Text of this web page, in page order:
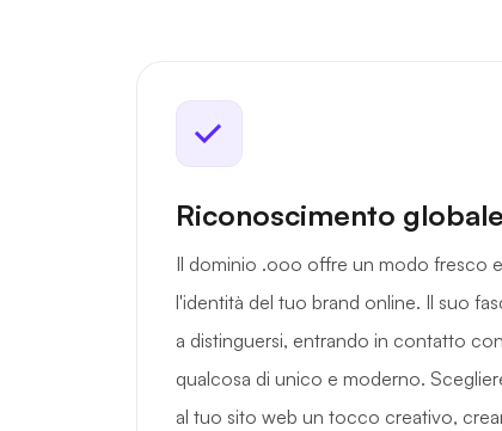
Riconoscimento globale
Il dominio .ooo offre un modo fresco
l'identità del tuo brand online. Il suo
a distinguersi, entrando in contatto
qualcosa di unico e moderno.
al tuo sito web un tocco creativo,